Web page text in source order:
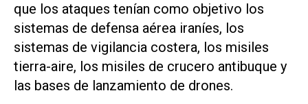
que los ataques tenían como objetivo ⁠los
sistemas de defensa aérea iraníes, los
sistemas de vigilancia costera, los misiles
tierra-aire, los misiles de crucero antibuque y
las bases de lanzamiento de drones.